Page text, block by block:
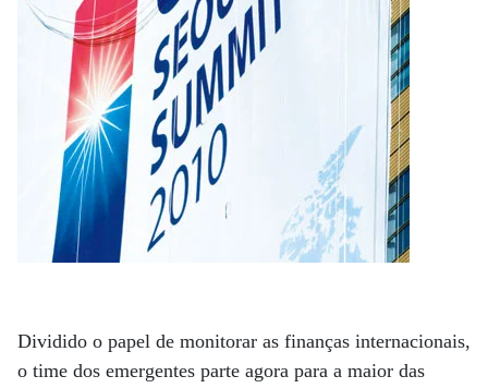
Dividido o papel de monitorar as finanças internacionais,
o time dos emergentes parte agora para a maior das